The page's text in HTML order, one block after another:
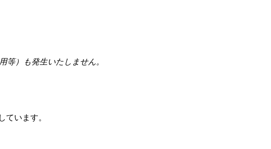
等）も発生いたしません。
ています。